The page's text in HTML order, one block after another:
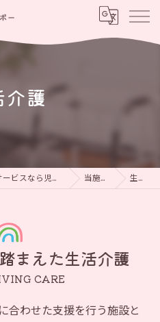
介護
栃木県足利市の放課後等デイサービスなら児童発達支援と放課後等デイサービス 虹をつかもう 当施設の特徴 生活介護
まえた生活介護
CARE
合わせた支援を行う施設と